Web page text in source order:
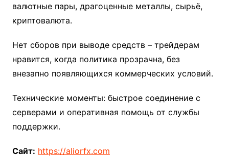
валютные пары, драгоценные металлы, сырьё,
криптовалюта.
Нет сборов при выводе средств – трейдерам
нравится, когда политика прозрачна, без
внезапно появляющихся коммерческих условий.
Технические моменты: быстрое соединение с
серверами и оперативная помощь от службы
поддержки.
Сайт: https://aliorfx.com